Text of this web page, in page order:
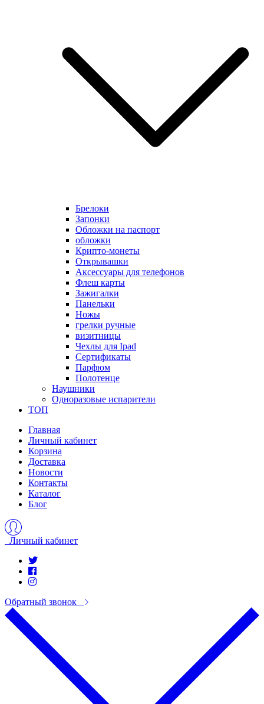
Брелоки
Запонки
Обложки на паспорт
обложки
Крипто-монеты
Открывашки
Аксессуары для телефонов
Флеш карты
Зажигалки
Панельки
Ножы
грелки ручные
визитницы
Чехлы для Ipad
Сертификаты
Парфюм
Полотенце
Наушники
Одноразовые испарители
ТОП
Главная
Личный кабинет
Корзина
Доставка
Новости
Контакты
Каталог
Блог
Личный кабинет
Обратный звонок